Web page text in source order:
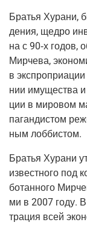
Бра­тья Хура­ни,
де­ния, щед­ро
на с 90‑х годов,
Мир­че­ва,
в
нии иму­ще­ства
ции в миро­вом
па­ган­ди­стом
ным лоббистом.
Бра­тья Хура­ни
извест­но­го под
бо­тан­но­го
ми в 2007 году.
тра­ция всей